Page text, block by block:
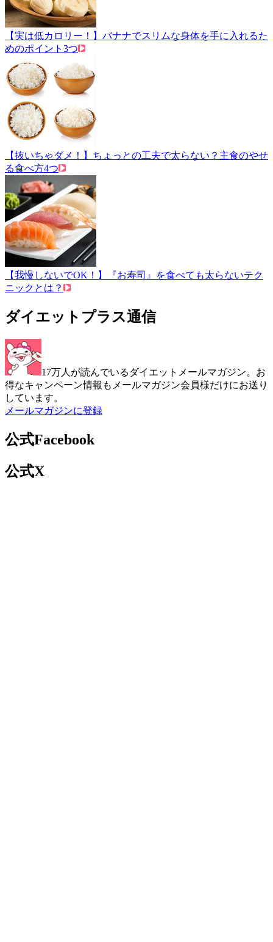
【実は低カロリー！】バナナでスリムな身体を手に入れるた
めのポイント3つ
【抜いちゃダメ！】ちょっとの工夫で太らない？主食のやせ
る食べ方4つ
【我慢しないでOK！】『お寿司』を食べても太らないテク
ニックとは？
ダイエットプラス通信
17万人が読んでいるダイエットメールマガジン。お
得なキャンペーン情報もメールマガジン会員様だけにお送り
しています。
メールマガジンに登録
公式Facebook
公式X